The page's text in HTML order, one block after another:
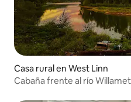
Casa rural en West Linn
Cabaña frente al río